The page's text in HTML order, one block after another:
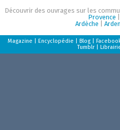
Découvrir des ouvrages sur les
Provence
Ardèche |
Magazine |Encyclopédie |Blog |
Tumblr |